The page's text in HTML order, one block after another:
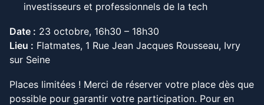
investisseurs et professionnels de la tech
Date : 23 octobre, 16h30 – 18h30
Lieu : Flatmates, 1 Rue Jean Jacques Rousseau, Ivry
sur Seine
Places limitées ! Merci de réserver votre place dès que
possible pour garantir votre participation. Pour en